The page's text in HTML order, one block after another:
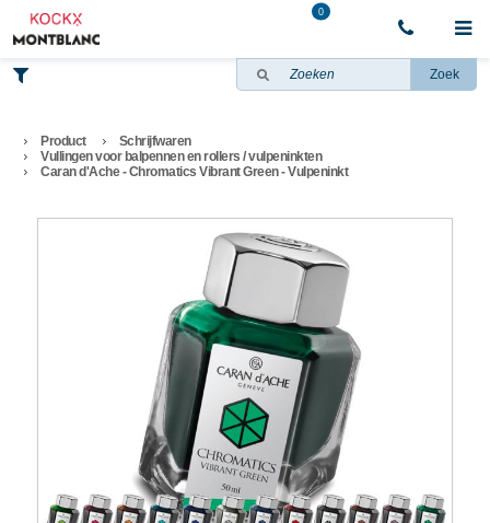
0
Zoek
Product
Schrijfwaren
Vullingen voor balpennen en rollers / vulpeninkten
Caran d'Ache - Chromatics Vibrant Green - Vulpeninkt